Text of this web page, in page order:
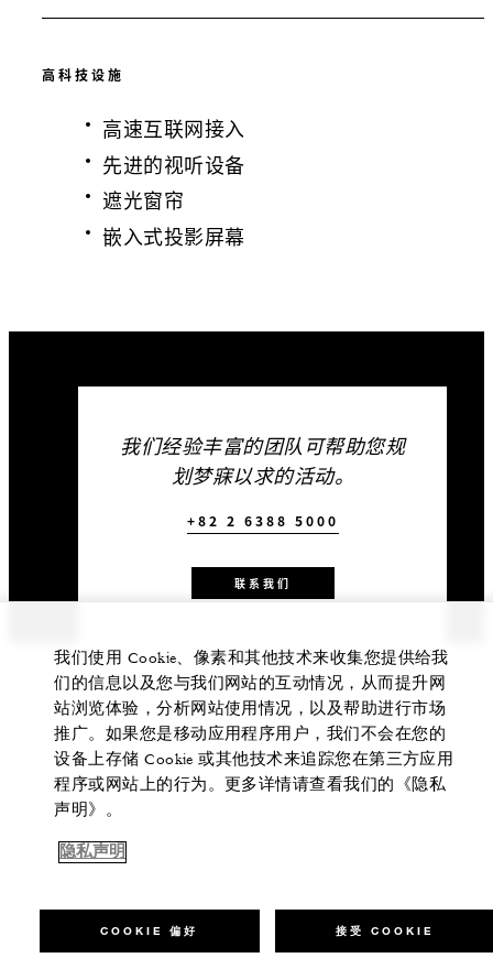
高科技设施
高速互联网接入
先进的视听设备
遮光窗帘
嵌入式投影屏幕
我们经验丰富的团队可帮助您规
划梦寐以求的活动。
+82 2 6388 5000
联系我们
我们使用 Cookie、像素和其他技术来收集您提供给我
们的信息以及您与我们网站的互动情况，从而提升网
站浏览体验，分析网站使用情况，以及帮助进行市场
推广。如果您是移动应用程序用户，我们不会在您的
设备上存储 Cookie 或其他技术来追踪您在第三方应用
程序或网站上的行为。更多详情请查看我们的《隐私
声明》。
隐私声明
COOKIE 偏好 接受 COOKIE